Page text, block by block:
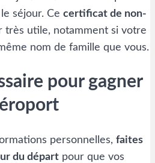
séjour. Ce certificat de non-
très utile, notamment si votre
nom de famille que vous.
pour gagner
personnelles, faites
du départ pour que vos